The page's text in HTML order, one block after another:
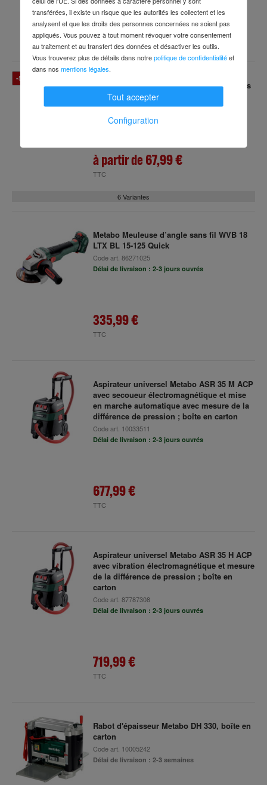
347,99 €
TTC
-51 %
Embouts Wera TX DIY 100, TX , 100 pièces
Code art.c96375782(6 Variantes disponibles)
Délai de livraison : 2-4 jours ouvrés
à partir de 67,99 €
TTC
6 Variantes
Metabo Meuleuse d’angle sans fil WVB 18
LTX BL 15-125 Quick
Code art. 86271025
Délai de livraison : 2-3 jours ouvrés
335,99 €
TTC
Aspirateur universel Metabo ASR 35 M ACP
avec secoueur électromagnétique et mise
en marche automatique avec mesure de la
différence de pression ; boîte en carton
Code art. 10033511
Délai de livraison : 2-3 jours ouvrés
677,99 €
TTC
Aspirateur universel Metabo ASR 35 H ACP
avec vibration électromagnétique et mesure
de la différence de pression ; boîte en
carton
Code art. 87787308
Délai de livraison : 2-3 jours ouvrés
719,99 €
TTC
Rabot d'épaisseur Metabo DH 330, boîte en
carton
Code art. 10005242
Délai de livraison : 2-3 semaines
transférées, il existe un risque que les autorités les collectent et les
analysent et que les droits des personnes concernées ne soient pas
appliqués. Vous pouvez à tout moment révoquer votre consentement
au traitement et au transfert des données et désactiver les outils.
Vous trouverez plus de détails dans notrepolitique de confidentialitéet
dans nos mentions légales.
Tout accepter
Configuration